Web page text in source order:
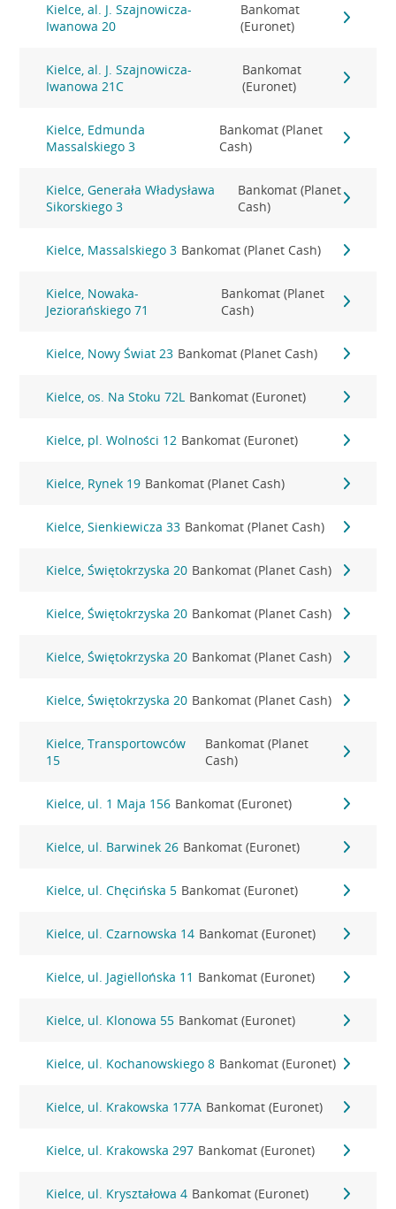
Kielce, al. J. Szajnowicza-
Iwanowa 20
Bankomat
(Euronet)
Kielce, al. J. Szajnowicza-
Iwanowa 21C
Bankomat
(Euronet)
Kielce, Edmunda
Massalskiego 3
Bankomat (Planet
Cash)
Kielce, Generała Władysława
Sikorskiego 3
Bankomat (Planet
Cash)
Kielce, Massalskiego 3 Bankomat (Planet Cash)
Kielce, Nowaka-
Jeziorańskiego 71
Bankomat (Planet
Cash)
Kielce, Nowy Świat 23 Bankomat (Planet Cash)
Kielce, os. Na Stoku 72L Bankomat (Euronet)
Kielce, pl. Wolności 12 Bankomat (Euronet)
Kielce, Rynek 19 Bankomat (Planet Cash)
Kielce, Sienkiewicza 33 Bankomat (Planet Cash)
Kielce, Świętokrzyska 20 Bankomat (Planet Cash)
Kielce, Świętokrzyska 20 Bankomat (Planet Cash)
Kielce, Świętokrzyska 20 Bankomat (Planet Cash)
Kielce, Świętokrzyska 20 Bankomat (Planet Cash)
Kielce, Transportowców
15
Bankomat (Planet
Cash)
Kielce, ul. 1 Maja 156 Bankomat (Euronet)
Kielce, ul. Barwinek 26 Bankomat (Euronet)
Kielce, ul. Chęcińska 5 Bankomat (Euronet)
Kielce, ul. Czarnowska 14 Bankomat (Euronet)
Kielce, ul. Jagiellońska 11 Bankomat (Euronet)
Kielce, ul. Klonowa 55 Bankomat (Euronet)
Kielce, ul. Kochanowskiego 8 Bankomat (Euronet)
Kielce, ul. Krakowska 177A Bankomat (Euronet)
Kielce, ul. Krakowska 297 Bankomat (Euronet)
Kielce, ul. Kryształowa 4 Bankomat (Euronet)